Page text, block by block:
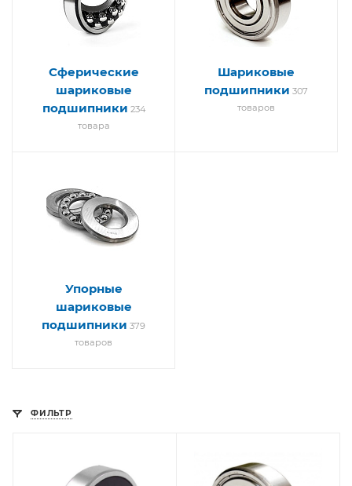
Сферические
шариковые
подшипники 234
товара
Шариковые
подшипники 307
товаров
Упорные
шариковые
подшипники 379
товаров
ФИЛЬТР